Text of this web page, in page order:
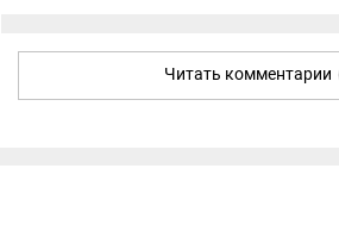
Читать комментарии